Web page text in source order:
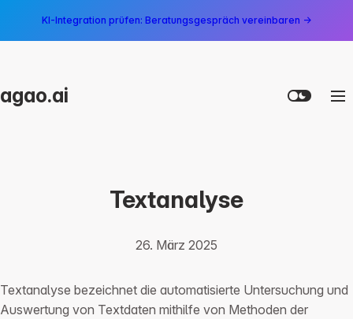
KI-Integration prüfen: Beratungsgespräch vereinbaren →
agao.ai
Textanalyse
26. März 2025
Textanalyse bezeichnet die automatisierte Untersuchung und
Auswertung von Textdaten mithilfe von Methoden der